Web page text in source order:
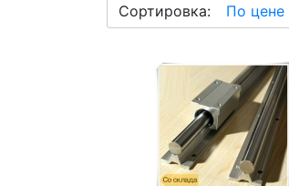
Сортировка: По цене